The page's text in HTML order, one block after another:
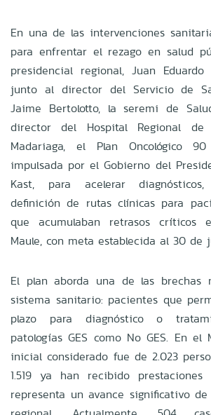
En una de las intervenciones
para enfrentar el rezago en salud
presidencial regional, Juan
junto al director del Servicio de
Jaime Bertolotto, la seremi de
director del Hospital Regional de
Madariaga, el Plan Oncológico
impulsada por el Gobierno del
Kast, para acelerar
definición de rutas clínicas para
que acumulaban retrasos críticos
Maule, con meta establecida al 30 de
El plan aborda una de las brechas
sistema sanitario: pacientes que
plazo para diagnóstico o
patologías GES como No GES. En el
inicial considerado fue de 2.023
1.519 ya han recibido
representa un avance significativo